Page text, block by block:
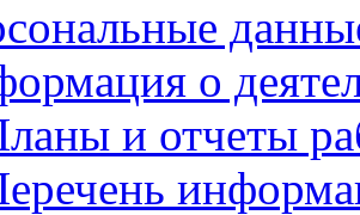
о
и отчеты